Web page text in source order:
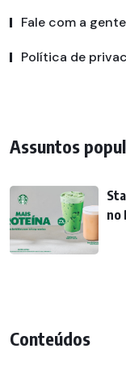
Fale com a gente
Política de
Assuntos
no
Conteúdos